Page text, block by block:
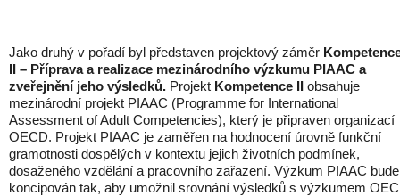
Jako druhý v pořadí byl představen projektový záměr
II – Příprava a realizace mezinárodního výzkumu PIAAC a
zveřejnění jeho výsledků. Projekt Kompetence II obsahuje
mezinárodní projekt PIAAC (Programme for International
Assessment of Adult Competencies), který je připraven organizací
OECD. Projekt PIAAC je zaměřen na hodnocení úrovně funkční
gramotnosti dospělých v kontextu jejich životních podmínek,
dosaženého vzdělání a pracovního zařazení. Výzkum PIAAC bude
koncipován tak, aby umožnil srovnání výsledků s výzkumem